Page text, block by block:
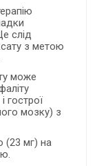
слід
з метою
може
гострої
мозку) з
(23 мг) на